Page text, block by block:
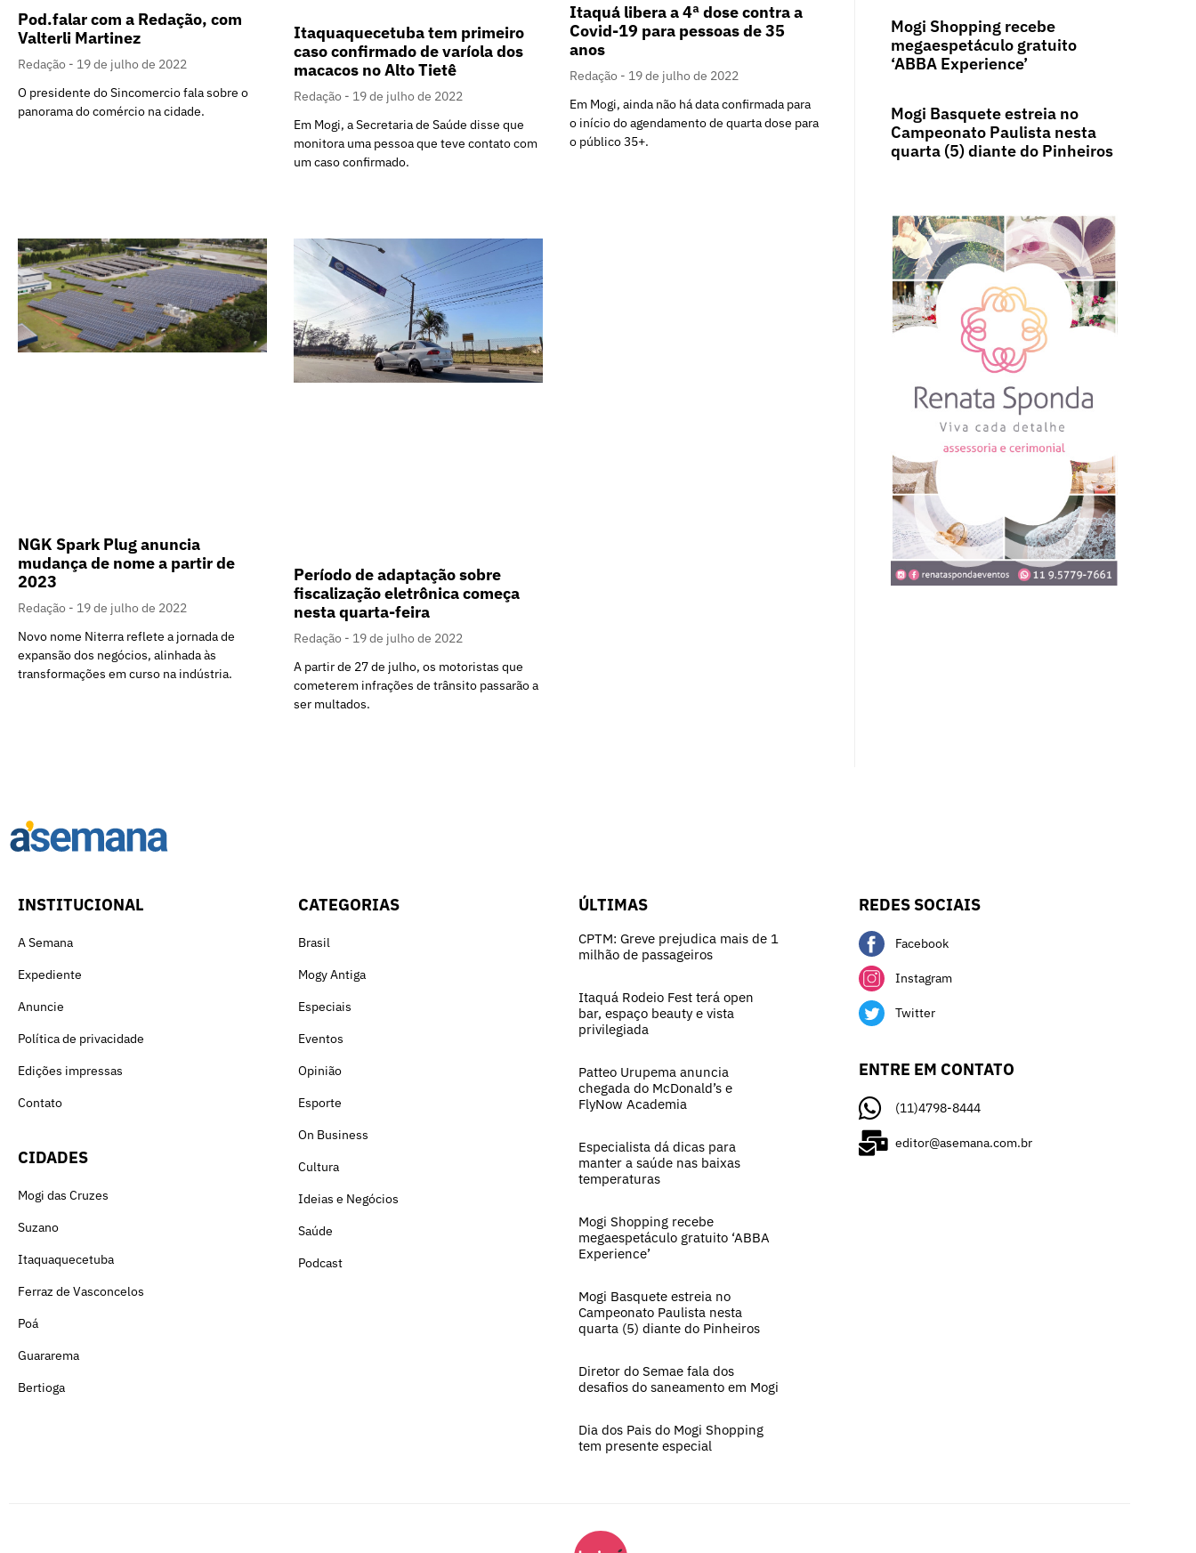
Pod.falar com a Redação, com
Valterli Martinez
Redação
19 de julho de 2022
O presidente do Sincomercio fala sobre o
panorama do comércio na cidade.
Itaquaquecetuba tem primeiro
caso confirmado de varíola dos
macacos no Alto Tietê
Redação
19 de julho de 2022
Em Mogi, a Secretaria de Saúde disse que
monitora uma pessoa que teve contato com
um caso confirmado.
Itaquá libera a 4ª dose contra a
Covid-19 para pessoas de 35
anos
Redação
19 de julho de 2022
Em Mogi, ainda não há data confirmada para
o início do agendamento de quarta dose para
o público 35+.
NGK Spark Plug anuncia
mudança de nome a partir de
2023
Redação
19 de julho de 2022
Novo nome Niterra reflete a jornada de
expansão dos negócios, alinhada às
transformações em curso na indústria.
Período de adaptação sobre
fiscalização eletrônica começa
nesta quarta-feira
Redação
19 de julho de 2022
A partir de 27 de julho, os motoristas que
cometerem infrações de trânsito passarão a
ser multados.
Mogi Shopping recebe
megaespetáculo gratuito
‘ABBA Experience’
Mogi Basquete estreia no
Campeonato Paulista nesta
quarta (5) diante do Pinheiros
INSTITUCIONAL
A Semana
Expediente
Anuncie
Política de privacidade
Edições impressas
Contato
CIDADES
Mogi das Cruzes
Suzano
Itaquaquecetuba
Ferraz de Vasconcelos
Poá
Guararema
Bertioga
CATEGORIAS
Brasil
Mogy Antiga
Especiais
Eventos
Opinião
Esporte
On Business
Cultura
Ideias e Negócios
Saúde
Podcast
ÚLTIMAS
CPTM: Greve prejudica mais de 1
milhão de passageiros
Itaquá Rodeio Fest terá open
bar, espaço beauty e vista
privilegiada
Patteo Urupema anuncia
chegada do McDonald’s e
FlyNow Academia
Especialista dá dicas para
manter a saúde nas baixas
temperaturas
Mogi Shopping recebe
megaespetáculo gratuito ‘ABBA
Experience’
Mogi Basquete estreia no
Campeonato Paulista nesta
quarta (5) diante do Pinheiros
Diretor do Semae fala dos
desafios do saneamento em Mogi
Dia dos Pais do Mogi Shopping
tem presente especial
REDES SOCIAIS
Facebook
Instagram
Twitter
ENTRE EM CONTATO
(11)4798-8444
editor@asemana.com.br